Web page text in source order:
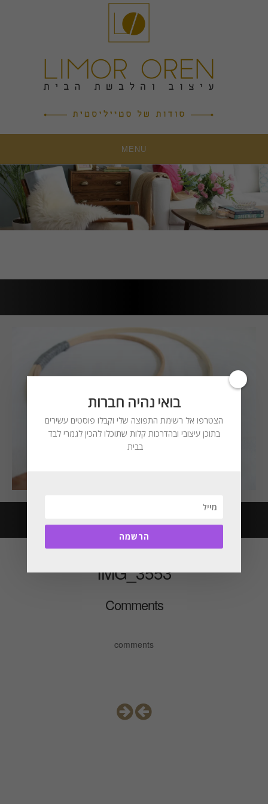
MENU
IMG_3553
Comments
comments
בואי נהיה חברות
הצטרפו אל רשימת התפוצה שלי וקבלו פוסטים עשירים
בתוכן עיצובי ובהדרכות קלות שתוכלו להכין לגמרי לבד
בבית
הרשמה